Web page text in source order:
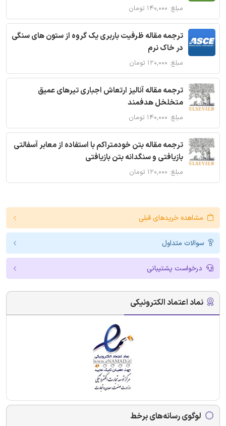
مبلغ: ۱۴۰,۰۰۰ تومان
ترجمه مقاله ظرفیت باربری یک گروه از ستون های سنگی
در خاک نرم
مبلغ: ۱۲۰,۰۰۰ تومان
ترجمه مقاله آنالیز ارتعاش اجباری تیرهای عمیق
متخلخل هدفمند
مبلغ: ۱۴۰,۰۰۰ تومان
ترجمه مقاله بتن خودمتراکم با استفاده از معابر آسفالتی
بازیافتی و سنگدانه بتن بازیافتی
مبلغ: ۱۲۰,۰۰۰ تومان
مشاهده خریدهای قبلی
سوالات متداول
درخواست پشتیبانی
نماد اعتماد الکترونیکی
لوگوی رسانه‌های برخط